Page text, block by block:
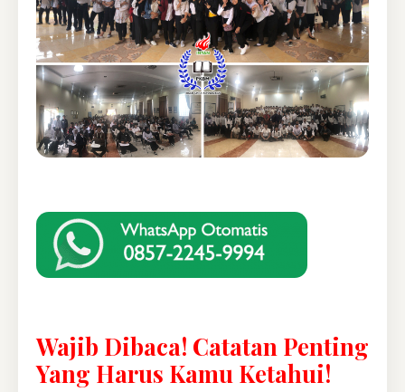
Wajib Dibaca! Catatan Penting
Yang Harus Kamu Ketahui!